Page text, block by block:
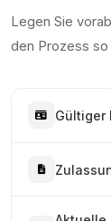
Legen Sie
den Prozess
Gültiger